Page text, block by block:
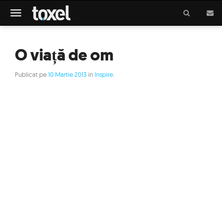
Meniu
O viață de om
Publicat pe10 Martie 2013 in Inspire